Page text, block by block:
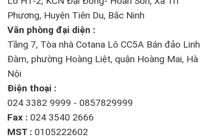
Phương, Huyện Tiên Du, Bắc Ninh
Văn phòng đại diện :
Tầng 7, Tòa nhà Cotana Lô CC5A Bán đảo Linh
Đàm, phường Hoàng Liệt, quận Hoàng Mai, Hà
Nội
Điện thoại :
024 3382 9999 - 0857829999
Fax : 024 3540 2666
MST : 0105222602